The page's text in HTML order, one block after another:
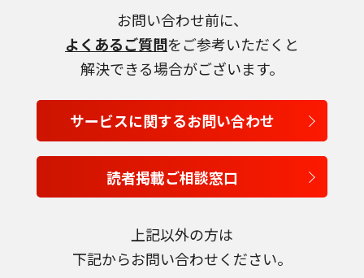
言語を選択
お問い合わせ前に、
よくあるご質問をご参考いただくと
解決できる場合がございます。
サービスに関するお問い合わせ
読者掲載ご相談窓口
上記以外の方は
下記からお問い合わせください。